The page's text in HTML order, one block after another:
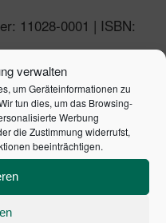
verwalten
um Geräteinformationen zu
tun dies, um das Browsing-
Werbung
die Zustimmung widerrufst,
beeinträchtigen.
11028-0001 | ISBN: